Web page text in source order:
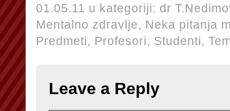
01.05.11 u kategoriji: dr
Mentalno zdravlje, Neka pitanja
Predmeti, Profesori, Studenti,
Leave a Reply